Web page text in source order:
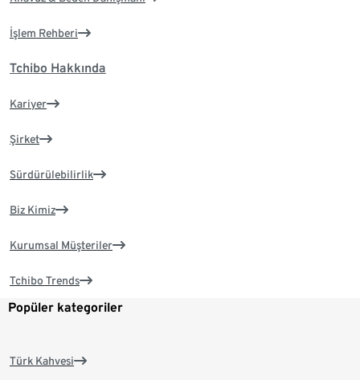
İşlem Rehberi
Tchibo Hakkında
Kariyer
Şirket
Sürdürülebilirlik
Biz Kimiz
Kurumsal Müşteriler
Tchibo Trends
Popüler kategoriler
Türk Kahvesi